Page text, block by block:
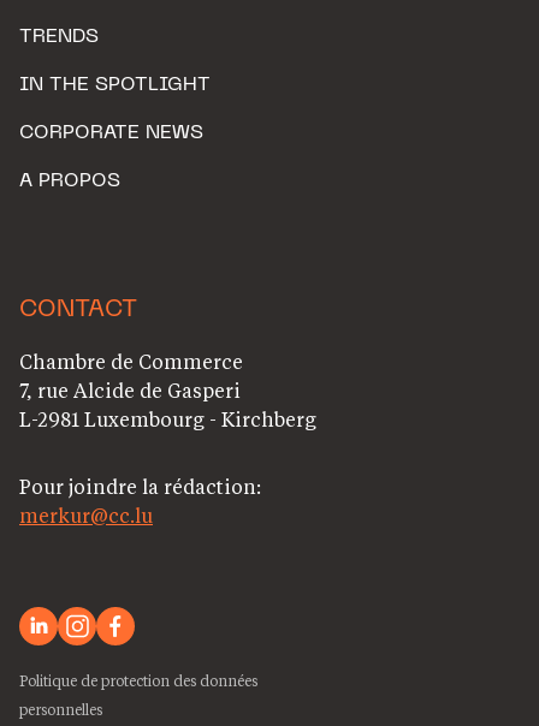
TRENDS
IN THE SPOTLIGHT
CORPORATE NEWS
A PROPOS
CONTACT
Chambre de Commerce
7, rue Alcide de Gasperi
L-2981 Luxembourg - Kirchberg
Pour joindre la rédaction:
merkur@cc.lu
Politique de protection des données
personnelles